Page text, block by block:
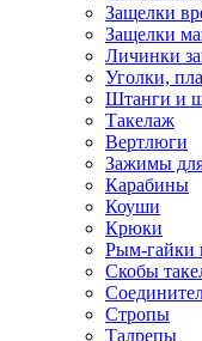
Защелки
Защелки
Личинки
Уголки,
Штанги и
Такелаж
Вертлюги
Зажимы для
Карабины
Коуши
Крюки
Рым-гайки
Скобы
Стропы
Талрепы